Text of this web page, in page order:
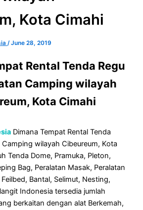
Kota Cimahi
/June 28, 2019
Rental Tenda Regu
Camping wilayah
Kota Cimahi
Dimana Tempat Rental Tenda
Camping wilayah Cibeureum, Kota
Tenda Dome, Pramuka, Pleton,
Bag, Peralatan Masak, Peralatan
Bantal, Selimut, Nesting,
Indonesia tersedia jumlah
berkaitan dengan alat Berkemah,